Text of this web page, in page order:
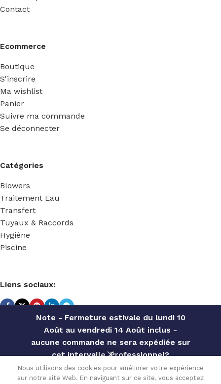
Note - Fermeture estivale du lundi 10
Août au vendredi 14 Août inclus -
aucune commande ne sera expédiée sur
cet intervalle. Professionnel?
Contactez notre service commercial
pour des offres personnalisées, des
Contact
Ecommerce
Boutique
S'inscrire
Ma wishlist
Panier
Suivre ma commande
Se déconnecter
Catégories
Blowers
Traitement Eau
Transfert
Tuyaux & Raccords
Hygiène
Piscine
Liens sociaux:
TECHNIDOSE 2022 Réalisé parACS INFORMATIQUE
Nous utilisons des cookies pour améliorer votre expérience
sur notre site Web. En naviguant sur ce site, vous acceptez
COLLIER
SERRAGE
INOX 12-
7.50€
En stock